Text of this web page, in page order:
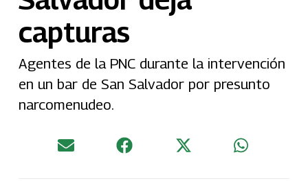
capturas
Agentes de la PNC durante la intervención
en un bar de San Salvador por presunto
narcomenudeo.